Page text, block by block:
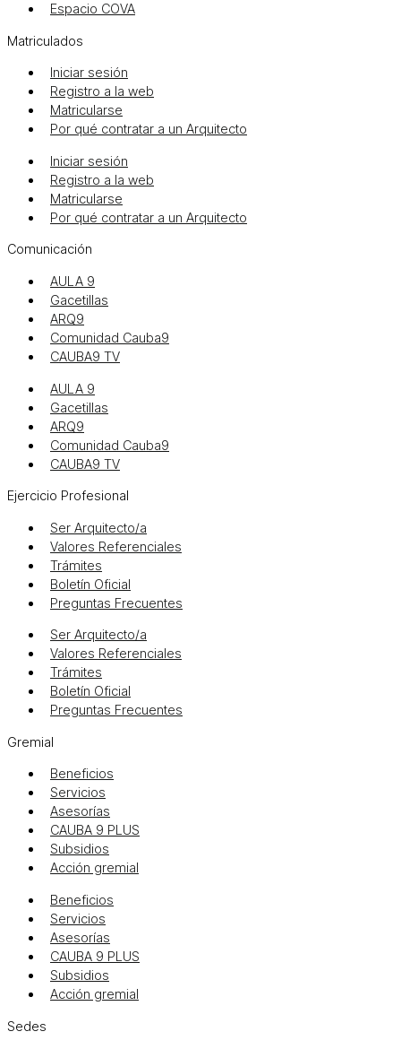
Espacio COVA
Matriculados
Iniciar sesión
Registro a la web
Matricularse
Por qué contratar a un Arquitecto
Iniciar sesión
Registro a la web
Matricularse
Por qué contratar a un Arquitecto
Comunicación
AULA 9
Gacetillas
ARQ9
Comunidad Cauba9
CAUBA9 TV
AULA 9
Gacetillas
ARQ9
Comunidad Cauba9
CAUBA9 TV
Ejercicio Profesional
Ser Arquitecto/a
Valores Referenciales
Trámites
Boletín Oficial
Preguntas Frecuentes
Ser Arquitecto/a
Valores Referenciales
Trámites
Boletín Oficial
Preguntas Frecuentes
Gremial
Beneficios
Servicios
Asesorías
CAUBA 9 PLUS
Subsidios
Acción gremial
Beneficios
Servicios
Asesorías
CAUBA 9 PLUS
Subsidios
Acción gremial
Sedes